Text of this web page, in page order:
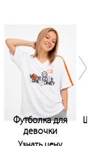
Футболка для
девочки